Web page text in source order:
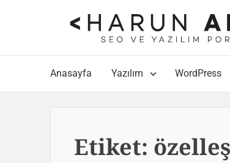
Anasayfa Yazılım WordPress
Etiket: